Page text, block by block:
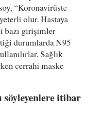
“Koronavirüste
olur. Hastaya
bazı girişimler
durumlarda N95
Sağlık
cerrahi maske
söyleyenlere itibar